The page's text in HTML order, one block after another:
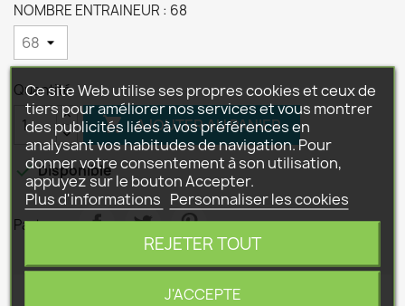
NOMBRE ENTRAINEUR : 68
Quantité
 AJOUTER AU PANIER
Disponible
Partager
Ce site Web utilise ses propres cookies et ceux de
tiers pour améliorer nos services et vous montrer
des publicités liées à vos préférences en
analysant vos habitudes de navigation. Pour
donner votre consentement à son utilisation,
appuyez sur le bouton Accepter.
Plus d'informations Personnaliser les cookies
REJETER TOUT
J'ACCEPTE